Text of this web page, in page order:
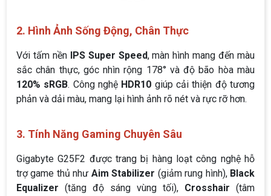
2. Hình Ảnh Sống Động, Chân Thực
Với tấm nền IPS Super Speed, màn hình mang đến màu
sắc chân thực, góc nhìn rộng 178° và độ bão hòa màu
120% sRGB. Công nghệ HDR10 giúp cải thiện độ tương
phản và dải màu, mang lại hình ảnh rõ nét và rực rỡ hơn.
3. Tính Năng Gaming Chuyên Sâu
Gigabyte G25F2 được trang bị hàng loạt công nghệ hỗ
trợ game thủ như Aim Stabilizer (giảm rung hình), Black
Equalizer (tăng độ sáng vùng tối), Crosshair (tâm